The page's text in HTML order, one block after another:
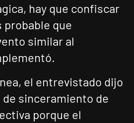
hay que confiscar
probable que
similar al
el entrevistado dijo
sinceramiento de
porque el